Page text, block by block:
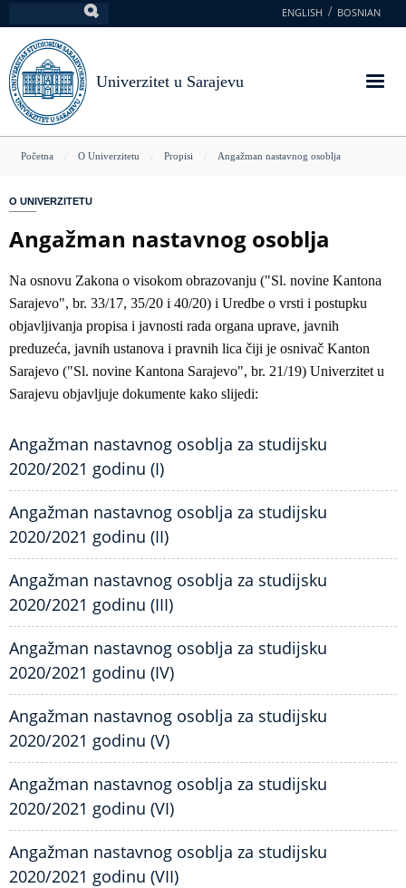
na
glavni
sadržaj
ENGLISH BOSNIAN
Univerzitet u Sarajevu
You
here
Početna O Univerzitetu Propisi Angažman nastavnog osoblja
O UNIVERZITETU
Angažman nastavnog osoblja
Na osnovu Zakona o visokom obrazovanju ("Sl. novine Kantona
Sarajevo", br. 33/17, 35/20 i 40/20) i Uredbe o vrsti i postupku
objavljivanja propisa i javnosti rada organa uprave, javnih
preduzeća, javnih ustanova i pravnih lica čiji je osnivač Kanton
Sarajevo ("Sl. novine Kantona Sarajevo", br. 21/19) Univerzitet u
Sarajevu objavljuje dokumente kako slijedi:
Angažman nastavnog osoblja za studijsku
2020/2021 godinu (I)
Angažman nastavnog osoblja za studijsku
2020/2021 godinu (II)
Angažman nastavnog osoblja za studijsku
2020/2021 godinu (III)
Angažman nastavnog osoblja za studijsku
2020/2021 godinu (IV)
Angažman nastavnog osoblja za studijsku
2020/2021 godinu (V)
Angažman nastavnog osoblja za studijsku
2020/2021 godinu (VI)
Angažman nastavnog osoblja za studijsku
2020/2021 godinu (VII)